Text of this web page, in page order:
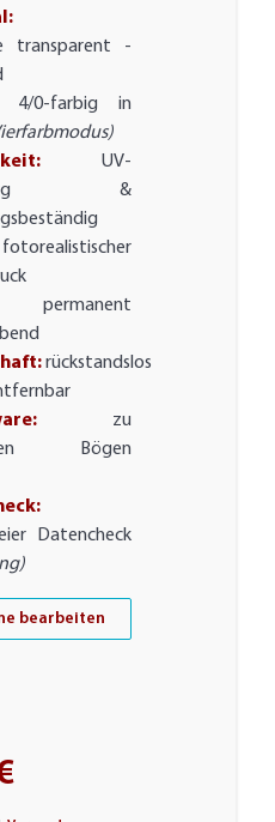
transparent -
0-farbig in
UV-
&
rückstandslos
zu
Bögen
Datencheck
bearbeiten